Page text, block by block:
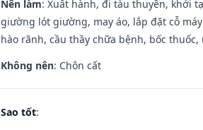
Nên làm: Xuất hành, đi tàu thuyền, khởi
giường lót giường, may áo, lắp đặt cỗ
hào rãnh, cầu thầy chữa bệnh, bốc
Không nên: Chôn cất
Sao tốt: